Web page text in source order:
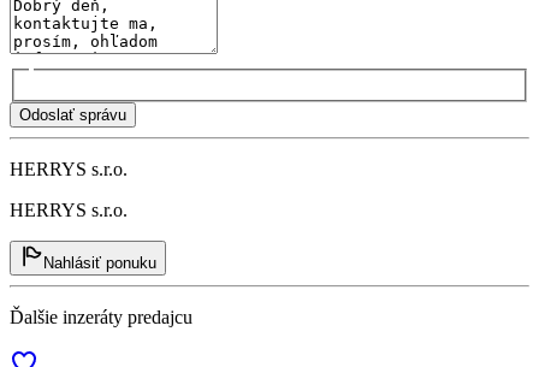
Odoslať správu
HERRYS s.r.o.
HERRYS s.r.o.
Nahlásiť ponuku
Ďalšie inzeráty predajcu